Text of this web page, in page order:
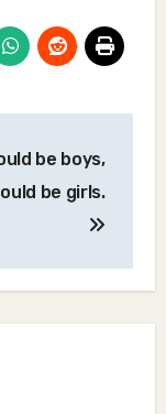
be boys,
be girls.